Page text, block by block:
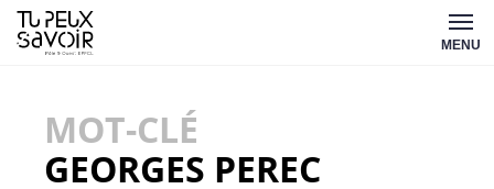
Aller
au
MENU
MOT-CLÉ
GEORGES PEREC